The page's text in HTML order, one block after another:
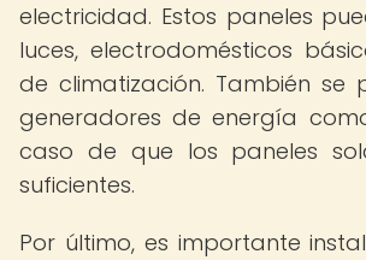
electricidad. Estos paneles
luces, electrodomésticos
de climatización. También se
generadores de energía
caso de que los paneles
suficientes.
Por último, es importante